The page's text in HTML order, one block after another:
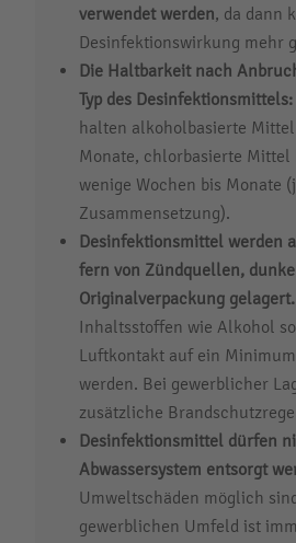
verwendet werden, da dann
Desinfektionswirkung mehr
Die Haltbarkeit nach
Typ des Desinfektionsmittels:
halten alkoholbasierte Mittel
Monate, chlorbasierte Mittel
wenige Wochen bis Monate
Zusammensetzung).
Desinfektionsmittel werden
fern von Zündquellen,
Originalverpackung gelagert.
Inhaltsstoffen wie Alkohol
Luftkontakt auf ein
werden. Bei gewerblicher
zusätzliche
Desinfektionsmittel dürfen
Abwassersystem entsorgt
Umweltschäden möglich
gewerblichen Umfeld ist